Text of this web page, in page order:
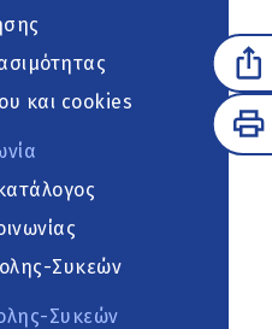
και cookies
Συκεών
Συκεών